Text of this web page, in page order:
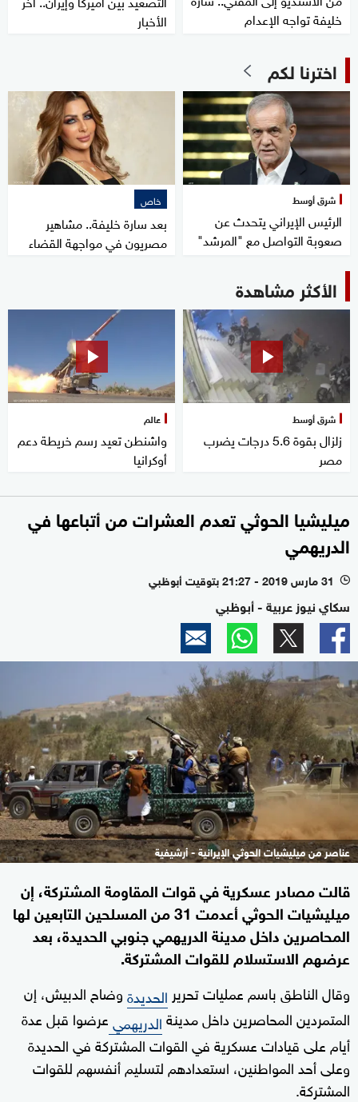
خليفة تواجه الإعدام
الأخبار
اخترنا لكم
شرق أوسط
الرئيس الإيراني يتحدث عن
صعوبة التواصل مع "المرشد"
خاص
بعد سارة خليفة.. مشاهير
مصريون في مواجهة القضاء
الأكثر مشاهدة
شرق أوسط
زلزال بقوة 5.6 درجات يضرب
مصر
عالم
واشنطن تعيد رسم خريطة دعم
أوكرانيا
ميليشيا الحوثي تعدم العشرات من أتباعها في
الدريهمي
l 31 مارس 2019 - 21:27 بتوقيت أبوظبي
سكاي نيوز عربية - أبوظبي
عناصر من ميليشيات الحوثي الإيرانية - أرشيفية
قالت مصادر عسكرية في قوات المقاومة المشتركة، إن
ميليشيات الحوثي أعدمت 31 من المسلحين التابعين لها
المحاصرين داخل مدينة الدريهمي جنوبي الحديدة، بعد
عرضهم الاستسلام للقوات المشتركة.
وقال الناطق باسم عمليات تحرير الحديدةوضاح الدبيش، إن
المتمردين المحاصرين داخل مدينةالدريهميعرضوا قبل عدة
أيام على قيادات عسكرية في القوات المشتركة في الحديدة
وعلى أحد المواطنين، استعدادهم لتسليم أنفسهم للقوات
المشتركة.